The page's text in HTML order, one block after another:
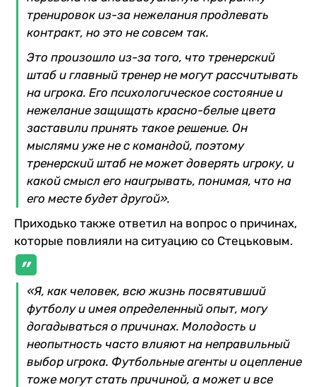
тренировок из-за нежелания продлевать
контракт, но это не совсем так.
Это произошло из-за того, что тренерский
штаб и главный тренер не могут рассчитывать
на игрока. Его психологическое состояние и
нежелание защищать красно-белые цвета
заставили принять такое решение. Он
мыслями уже не с командой, поэтому
тренерский штаб не может доверять игроку, и
какой смысл его наигрывать, понимая, что на
его месте будет другой».
Приходько также ответил на вопрос о причинах,
которые повлияли на ситуацию со Стецьковым.
«Я, как человек, всю жизнь посвятивший
футболу и имея определенный опыт, могу
догадываться о причинах. Молодость и
неопытность часто влияют на неправильный
выбор игрока. Футбольные агенты и оцепление
тоже могут стать причиной, а может и все